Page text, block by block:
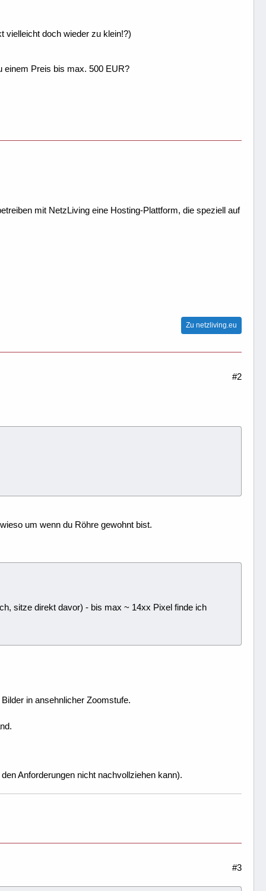
vielleicht doch wieder zu klein!?)
einem Preis bis max. 500 EUR?
mit NetzLiving eine Hosting-Plattform, die speziell auf
Zu netzliving.eu
#2
um wenn du Röhre gewohnt bist.
sitze direkt davor) - bis max ~ 14xx Pixel finde ich
in ansehnlicher Zoomstufe.
Anforderungen nicht nachvollziehen kann).
#3